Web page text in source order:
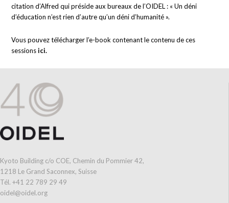
citation d’Alfred qui préside aux bureaux de l’OIDEL : « Un déni
d’éducation n’est rien d’autre qu’un déni d’humanité ».
Vous pouvez télécharger l’e-book contenant le contenu de ces
sessionsici.
Kyoto Building c/o COE, Chemin du Pommier 42,
1218 Le Grand Saconnex, Suisse
Tél. +41 22 789 29 49
oidel@oidel.org